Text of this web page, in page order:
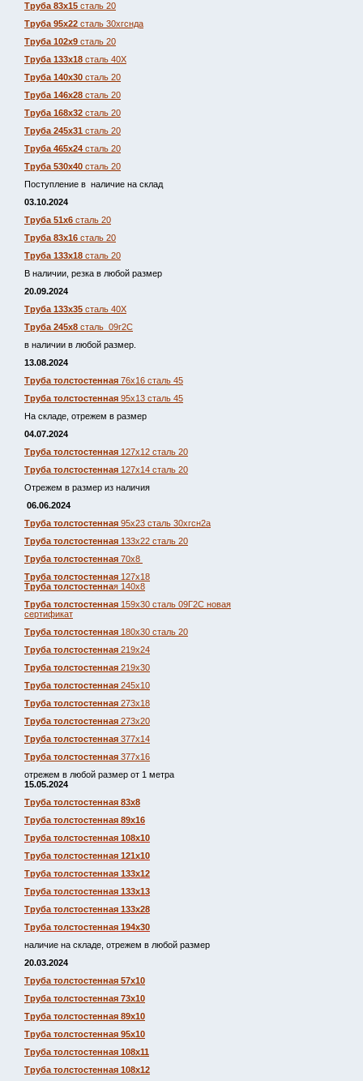
Труба 83х15 сталь 20
Труба 95х22 сталь 30хгснда
Труба 102х9 сталь 20
Труба 133х18 сталь 40Х
Труба 140х30 сталь 20
Труба 146х28 сталь 20
Труба 168х32 сталь 20
Труба 245х31 сталь 20
Труба 465х24 сталь 20
Труба 530х40 сталь 20
Поступление в наличие на склад
03.10.2024
Труба 51х6 сталь 20
Труба 83х16 сталь 20
Труба 133х18 сталь 20
В наличии, резка в любой размер
20.09.2024
Труба 133х35 сталь 40Х
Труба 245х8 сталь 09г2С
в наличии в любой размер.
13.08.2024
Труба толстостенная 76х16 сталь 45
Труба толстостенная 95х13 сталь 45
На складе, отрежем в размер
04.07.2024
Труба толстостенная 127х12 сталь 20
Труба толстостенная 127х14 сталь 20
Отрежем в размер из наличия
06.06.2024
Труба толстостенная 95х23 сталь 30хгсн2а
Труба толстостенная 133х22 сталь 20
Труба толстостенная 70х8
Труба толстостенная 127х18
Труба толстостенная 140х8
Труба толстостенная 159х30 сталь 09Г2С новая
сертификат
Труба толстостенная 180х30 сталь 20
Труба толстостенная 219х24
Труба толстостенная 219х30
Труба толстостенная 245х10
Труба толстостенная 273х18
Труба толстостенная 273х20
Труба толстостенная 377х14
Труба толстостенная 377х16
отрежем в любой размер от 1 метра
15.05.2024
Труба толстостенная 83х8
Труба толстостенная 89х16
Труба толстостенная 108х10
Труба толстостенная 121х10
Труба толстостенная 133х12
Труба толстостенная 133х13
Труба толстостенная 133х28
Труба толстостенная 194х30
наличие на складе, отрежем в любой размер
20.03.2024
Труба толстостенная 57х10
Труба толстостенная 73х10
Труба толстостенная 89х10
Труба толстостенная 95х10
Труба толстостенная 108х11
Труба толстостенная 108х12